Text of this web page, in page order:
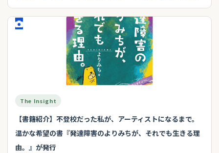
The Insight
【書籍紹介】不登校だった私が、アーティストになるまで。
温かな希望の書『発達障害のよりみちが、それでも生きる理
由。』が発行